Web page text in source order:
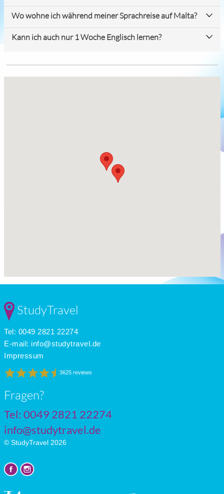
Wo wohne ich während meiner Sprachreise auf Malta?
Kann ich auch nur 1 Woche Englisch lernen?
StudyTravel
Tel: 0049 2821 22274
E-mail: info@studytravel.de
Impressum
3625 reviews
Fragen?
Tel: 0049 2821 22274
info@studytravel.de
© StudyTravel 2026